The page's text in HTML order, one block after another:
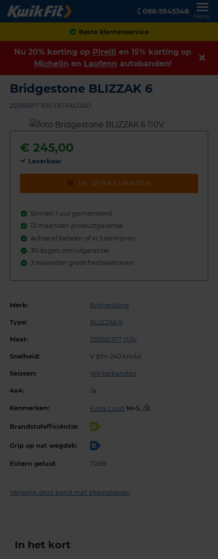
088-5945348
Menu
Achteraf betalen
Nu 20% korting op Pirelli en 15% korting op
Michelin en Laufenn autobanden!
Bridgestone BLIZZAK 6
255/60R17 110V EXTRALOAD
€ 245,00
Leverbaar
IN WINKELWAGEN
Binnen 1 uur gemonteerd
12 maanden productgarantie
Achteraf betalen of in 3 termijnen
30 dagen omruilgarantie
3 maanden gratis herbalanceren
Merk: Bridgestone
Type: BLIZZAK 6
Maat: 255/60 R17 110V
Snelheid: V (t/m 240 km/u)
Seizoen: Winterbanden
4x4: Ja
Kenmerken: Extra Load ,
Brandstofefficiëntie: B
Grip op nat wegdek: B
Extern geluid: 72dB
Vergelijk deze band met alternatieven
In het kort